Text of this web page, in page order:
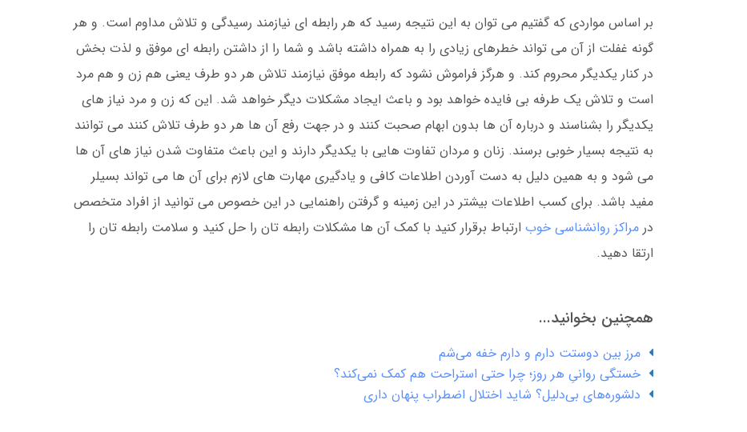
بر اساس مواردی که گفتیم می توان به این نتیجه رسید که هر رابطه ای نیازمند رسیدگی و تلاش مداوم است. و هر
گونه غفلت از آن می تواند خطرهای زیادی را به همراه داشته باشد و شما را از داشتن رابطه ای موفق و لذت بخش
در کنار یکدیگر محروم کند. و هرگز فراموش نشود که رابطه موفق نیازمند تلاش هر دو طرف یعنی هم زن و هم مرد
است و تلاش یک طرفه بی فایده خواهد بود و باعث ایجاد مشکلات دیگر خواهد شد. این که زن و مرد نیاز های
یکدیگر را بشناسند و درباره آن ها بدون ابهام صحبت کنند و در جهت رفع آن ها هر دو طرف تلاش کنند می توانند
به نتیجه بسیار خوبی برسند. زنان و مردان تفاوت هایی با یکدیگر دارند و این باعث متفاوت شدن نیاز های آن ها
می شود و به همین دلیل به دست آوردن اطلاعات کافی و یادگیری مهارت های لازم برای آن ها می تواند بسیلر
مفید باشد. برای کسب اطلاعات بیشتر در این زمینه و گرفتن راهنمایی در این خصوص می توانید از افراد متخصص
در مراکز روانشناسی خوب ارتباط برقرار کنید با کمک آن ها مشکلات رابطه تان را حل کنید و سلامت رابطه تان را
ارتقا دهید.
همچنین بخوانید...
مرز بین دوستت دارم و دارم خفه می‌شم
خستگی روانیِ هر روز؛ چرا حتی استراحت هم کمک نمی‌کند؟
دلشوره‌های بی‌دلیل؟ شاید اختلال اضطراب پنهان داری